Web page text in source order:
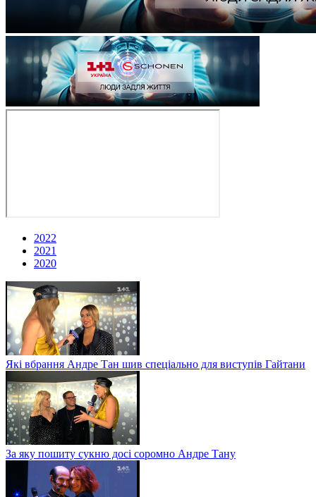
2022
2021
2020
Які вбрання Андре Тан шив спеціально для виступів Гайтани
За яку пошиту сукню досі соромно Андре Тану